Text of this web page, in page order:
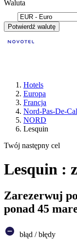
Waluta
Potwierdź walutę
Hotels
Europa
Francja
Nord-Pas-De-
NORD
Lesquin
Twój następny cel
Lesquin :
Zarezerwuj
ponad 45
błąd / błędy